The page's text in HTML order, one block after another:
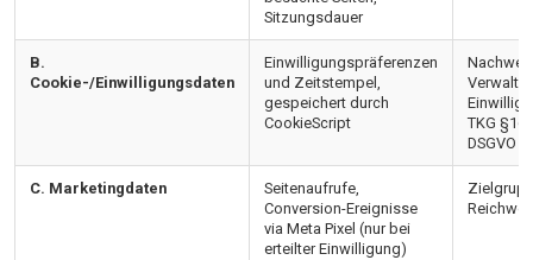
Sitzungsdauer
B.
Cookie-/Einwilligungsdaten
Einwilligungspräferenzen
und Zeitstempel,
gespeichert durch
CookieScript
TKG
DSGVO
C. Marketingdaten
Seitenaufrufe,
Conversion-Ereignisse
via Meta Pixel (nur bei
erteilter Einwilligung)